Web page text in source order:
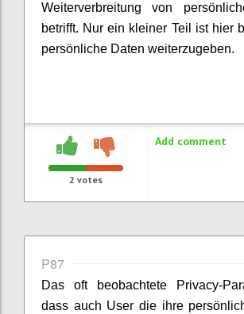
Weiterverbreitung von
betrifft. Nur ein kleiner Teil ist hier
persönliche Daten weiterzugeben.
2 votes
Add comment
P87
Das oft beobachtete Privacy-
dass auch User die ihre